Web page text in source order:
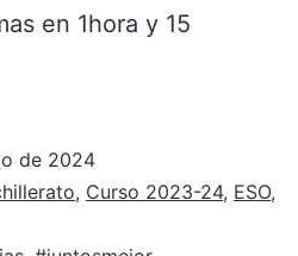
en 1hora y 15
de 2024
, Curso 2023-24, ESO,